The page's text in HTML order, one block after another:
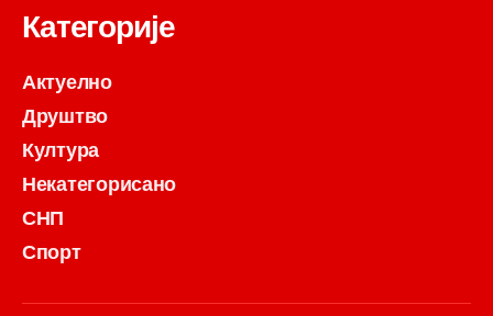
Категорије
Актуелно
Друштво
Култура
Некатегорисано
СНП
Спорт